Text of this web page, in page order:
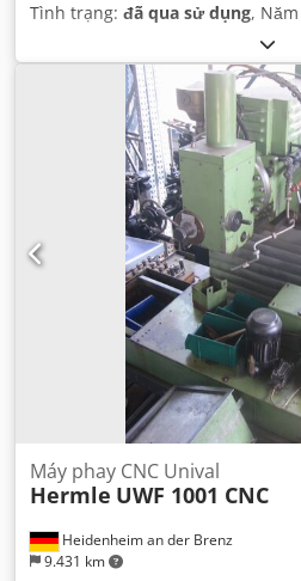
Tình trạng: đã qua sử dụng,
Heidenheim an der Brenz
9.431 km
Máy phay CNC Unival
Hermle UWF 1001 CNC